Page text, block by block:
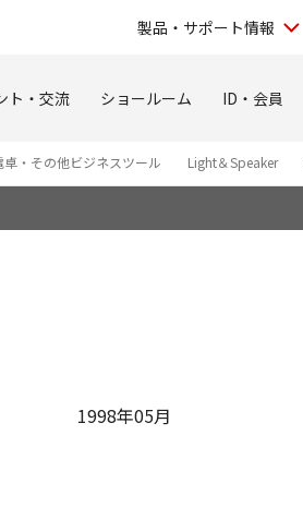
製品・サポート情報
ト・交流 ショールーム ID・会員
卓・その他ビジネスツール Light＆Speaker
1998年05月